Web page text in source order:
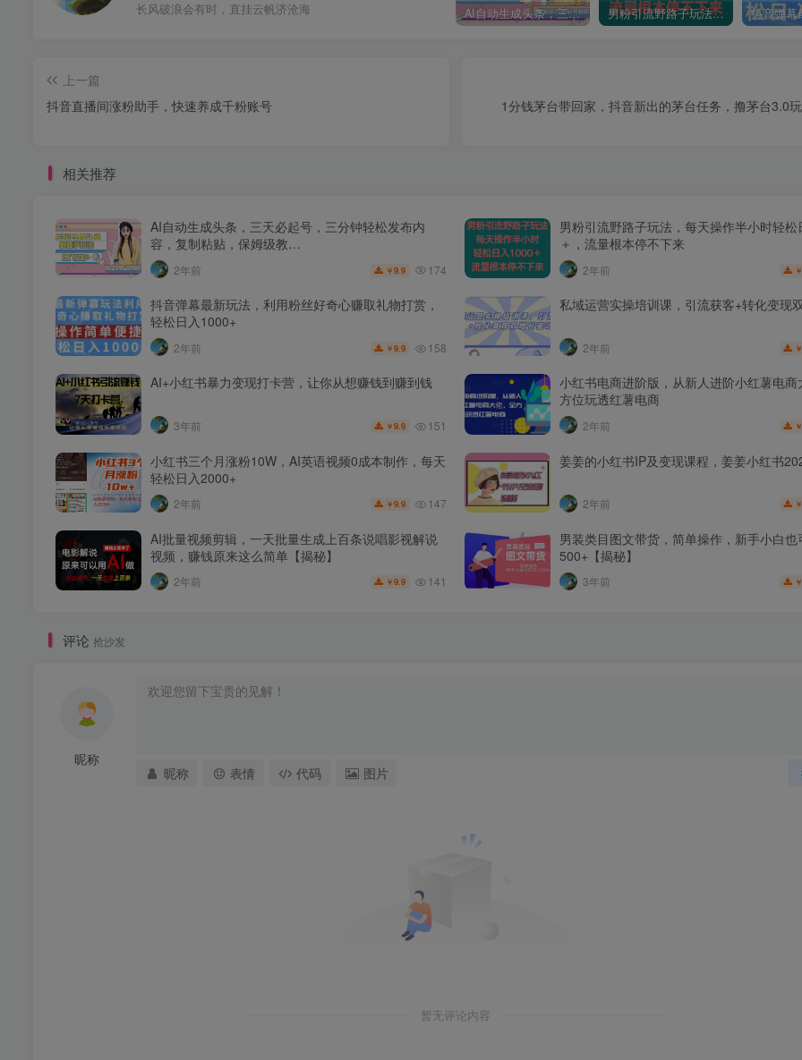
长风破浪会有时，直挂云帆济沧海 AI自动生成头条，三天必起号，三分钟轻松发布内容，复制粘贴，保姆级教… 男粉引流野路子玩法，每天操作半小时轻松日入1000＋，流量根本停不下来
上一篇
抖音直播间涨粉助手，快速养成千粉账号
1分钱茅台带回家，抖音新出的茅台任务，撸茅台3.0
相关推荐
AI自动生成头条，三天必起号，三分钟轻松发布内
容，复制粘贴，保姆级教…
2年前 ￥9.9 174
男粉引流野路子玩法，每天操作半小时轻
＋，流量根本停不下来
2年前 ￥
抖音弹幕最新玩法，利用粉丝好奇心赚取礼物打赏，
轻松日入1000+
2年前 ￥9.9 158
私域运营实操培训课，引流获客+转化变现
2年前 ￥
AI+小红书暴力变现打卡营，让你从想赚钱到赚到钱
3年前 ￥9.9 151
小红书电商进阶版，从新人进阶小红薯电商
方位玩透红薯电商
2年前 ￥
小红书三个月涨粉10W，AI英语视频0成本制作，每天
轻松日入2000+
2年前 ￥9.9 147
姜姜的小红书IP及变现课程，姜姜小红书
2年前 ￥
AI批量视频剪辑，一天批量生成上百条说唱影视解说
视频，赚钱原来这么简单【揭秘】
2年前 ￥9.9 141
男装类目图文带货，简单操作，新手小白也
500+【揭秘】
3年前 ￥
评论 抢沙发
昵称
昵称 表情 代码 图片
暂无评论内容